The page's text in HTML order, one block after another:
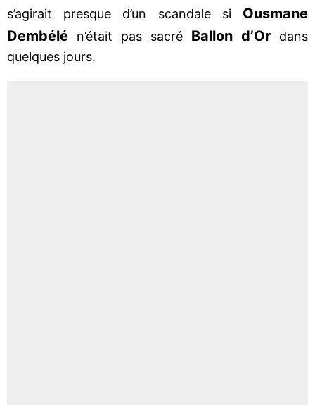
s’agirait presque d’un scandale si Ousmane
Dembélé n’était pas sacré Ballon d’Or
dans
quelques jours.